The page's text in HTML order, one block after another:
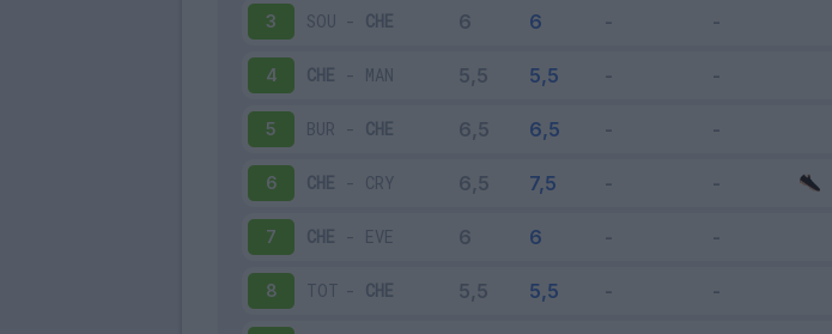
3 SOU - CHE
4 CHE - MAN
5 BUR - CHE
6 CHE - CRY
7 CHE - EVE
8 TOT- CHE